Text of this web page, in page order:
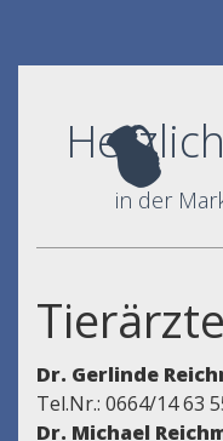
in der
Tierärzte
Dr. Gerlinde
Tel.Nr.: 0664/14 63
Dr. Michael